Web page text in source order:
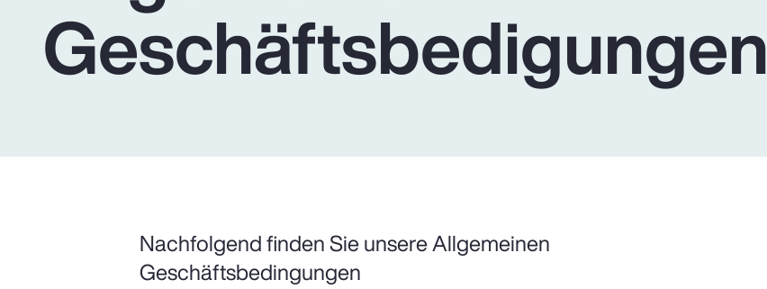
Geschäftsbedigungen
Nachfolgend finden Sie unsere Allgemeinen
Geschäftsbedingungen